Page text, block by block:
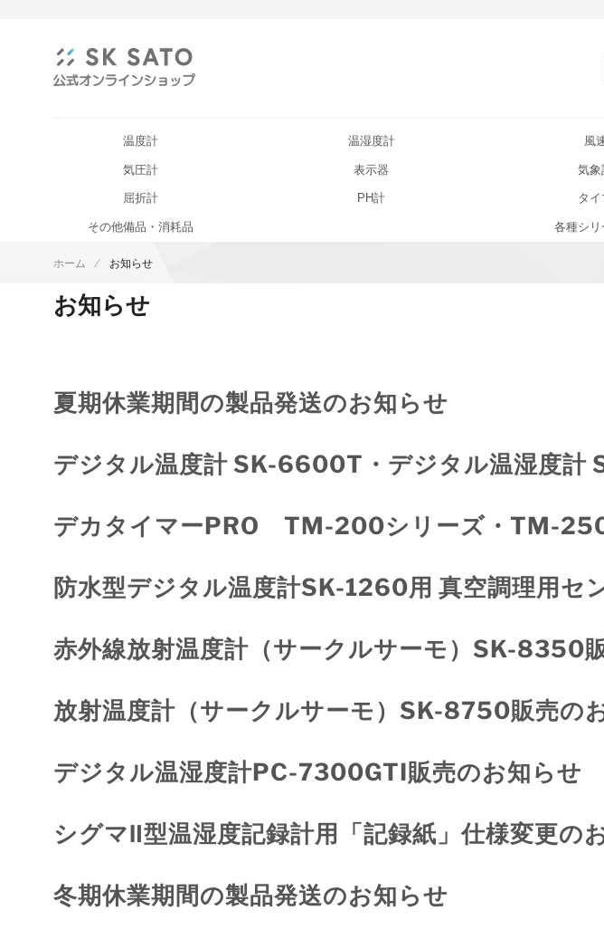
温度計 温湿度計 風
気圧計 表示器 気象
屈折計 PH計 タイ
その他備品・消耗品 各種シリ
ホーム お知らせ
お知らせ
夏期休業期間の製品発送のお知らせ
デジタル温度計 SK-6600T・デジタル温湿度
デカタイマーPRO TM-200シリーズ・TM-
防水型デジタル温度計SK-1260用 真空調理用セ
赤外線放射温度計（サークルサーモ）SK-8350
放射温度計（サークルサーモ）SK-8750販売の
デジタル温湿度計PC-7300GTI販売のお知らせ
シグマⅡ型温湿度記録計用「記録紙」仕様変更の
冬期休業期間の製品発送のお知らせ